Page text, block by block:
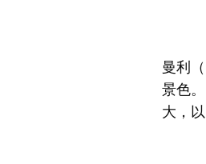
曼利
景色
大，